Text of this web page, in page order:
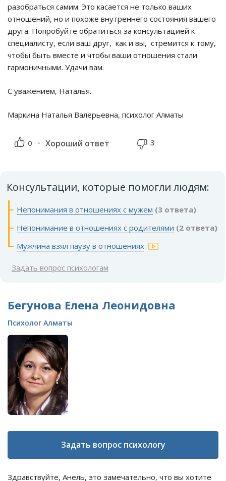
разобраться самим. Это касается не только ваших
отношений, но и похоже внутреннего состояния вашего
друга. Попробуйте обратиться за консультацией к
специалисту, если ваш друг, как и вы, стремится к тому,
чтобы быть вместе и чтобы ваши отношения стали
гармоничными. Удачи вам.
С уважением, Наталья.
Маркина Наталья Валерьевна, психолог Алматы
0 Хороший ответ 3
Консультации, которые помогли людям:
Непонимания в отношениях с мужем (3 ответа)
Непонимание в отношениях с родителями (2 ответа)
Мужчина взял паузу в отношениях
Задать вопрос психологам
Бегунова Елена Леонидовна
Психолог Алматы
Задать вопрос психологу
Здравствуйте, Анель, это замечательно, что вы хотите